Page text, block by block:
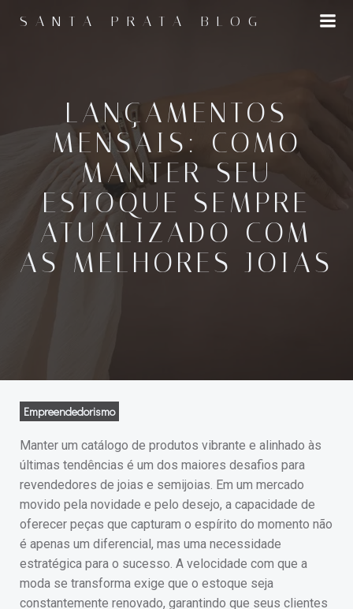
para
SANTA PRATA BLOG
LANÇAMENTOS
MENSAIS: COMO
MANTER SEU
ESTOQUE SEMPRE
ATUALIZADO COM
AS MELHORES JOIAS
Empreendedorismo
Manter um catálogo de produtos vibrante e alinhado às
últimas tendências é um dos maiores desafios para
revendedores de joias e semijoias. Em um mercado
movido pela novidade e pelo desejo, a capacidade de
oferecer peças que capturam o espírito do momento não
é apenas um diferencial, mas uma necessidade
estratégica para o sucesso. A velocidade com que a
moda se transforma exige que o estoque seja
constantemente renovado, garantindo que seus clientes